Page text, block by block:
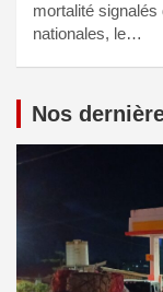
mortalité
nationales, le…
Nos